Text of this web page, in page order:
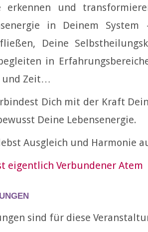
erkennen und
in Deinem
Deine
in
und Zeit…
Dich mit der Kraft
Deine Lebensenergie.
Ausgleich und Harmonie
eigentlich Verbundener Atem
sind für diese